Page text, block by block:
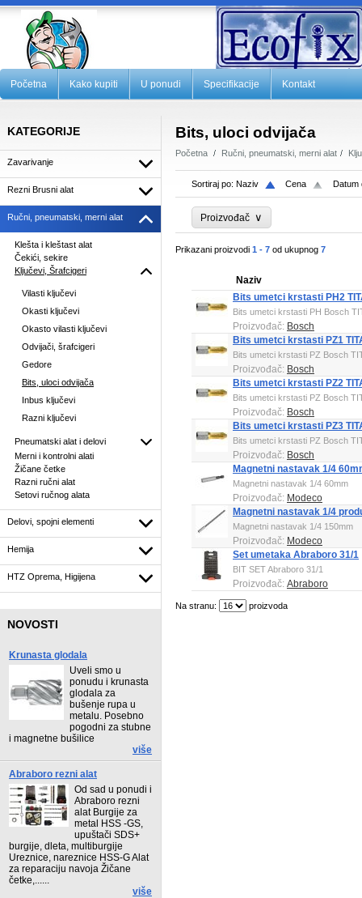
Početna Kako kupiti U ponudi Specifikacije Kontakt
KATEGORIJE
Zavarivanje
Rezni Brusni alat
Ručni, pneumatski, merni alat
Klešta i kleštast alat
Čekići, sekire
Ključevi, Šrafcigeri
Vilasti ključevi
Okasti ključevi
Okasto vilasti ključevi
Odvijači, šrafcigeri
Gedore
Bits, uloci odvijača
Inbus ključevi
Razni ključevi
Pneumatski alat i delovi
Merni i kontrolni alati
Žičane četke
Razni ručni alat
Setovi ručnog alata
Delovi, spojni elementi
Hemija
HTZ Oprema, Higijena
NOVOSTI
Krunasta glodala
Uveli smo u
ponudu i krunasta
glodala za
bušenje rupa u
metalu. Posebno
pogodni za stubne
i magnetne bušilice
više
Abraboro rezni alat
Od sad u ponudi i
Abraboro rezni
alat Burgije za
metal HSS -GS,
upuštači SDS+
burgije, dleta, multiburgije
Ureznice, nareznice HSS-G Alat
za reparaciju navoja Žičane
četke,......
više
Bits, uloci odvijača
Početna Ručni, pneumatski, merni alat
Sortiraj po: Naziv Cena Datum
Proizvođač ∨
Prikazani proizvodi 1 - 7 od ukupnog 7
Naziv
Bits umetci krstasti PH2
Bits umetci krstasti PH Bosch
Proizvođač: Bosch
Bits umetci krstasti PZ1
Bits umetci krstasti PZ Bosch
Proizvođač: Bosch
Bits umetci krstasti PZ2
Bits umetci krstasti PZ Bosch
Proizvođač: Bosch
Bits umetci krstasti PZ3
Bits umetci krstasti PZ Bosch
Proizvođač: Bosch
Magnetni nastavak 1/4
Magnetni nastavak 1/4 60mm
Proizvođač: Modeco
Magnetni nastavak 1/4
Magnetni nastavak 1/4 150mm
Proizvođač: Modeco
Set umetaka Abraboro 31/1
BIT SET Abraboro 31/1
Proizvođač: Abraboro
Na stranu: proizvoda